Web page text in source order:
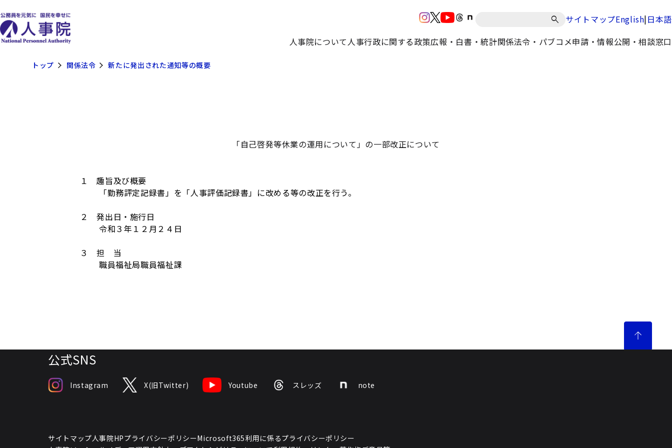
サイトマップEnglish|日本語
人事院について 人事行政に関する政策広報・白書・統計関係法令・パブコメ申請・情報公開・相談窓口
トップ 関係法令 新たに発出された通知等の概要
「自己啓発等休業の運用について」の一部改正について
１ 趣旨及び概要
「勤務評定記録書」を「人事評価記録書」に改める等の改正を行う。
２ 発出日・施行日
令和３年１２月２４日
３ 担 当
職員福祉局職員福祉課
公式SNS
Instagram X(旧Twitter) Youtube スレッズ note
サイトマップ人事院HPプライバシーポリシーMicrosoft365利用に係るプライバシーポリシー